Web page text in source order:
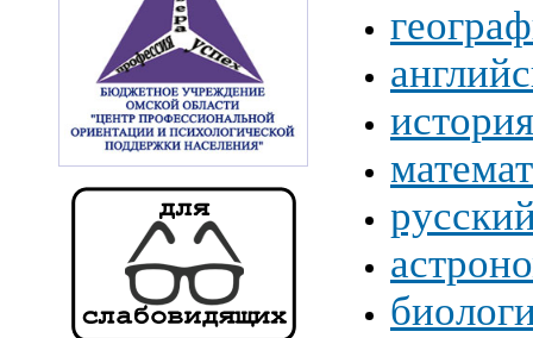
история